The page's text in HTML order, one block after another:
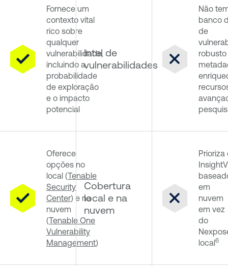
Fornece um
contexto vital
rico sobre
qualquer
vulnerabilidade,
incluindo a
probabilidade
de exploração
e o impacto
potencial
Intel de
vulnerabilidades
Não
banco
de
Oferece
opções no
local (Tenable
Security
Center) e na
nuvem
(Tenable One
Vulnerability
Management)
Cobertura
local e na
nuvem
Prioriza
em
nuvem
em vez
do
local6